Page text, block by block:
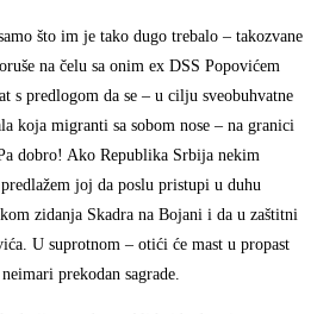
što im je tako dugo trebalo – takozvane
na čelu sa onim ex DSS Popovićem
s predlogom da se – u cilju sveobuhvatne
koja migranti sa sobom nose – na granici
dobro! Ako Republika Srbija nekim
joj da poslu pristupi u duhu
zidanja Skadra na Bojani i da u zaštitni
U suprotnom – otići će mast u propast
prekodan sagrade.